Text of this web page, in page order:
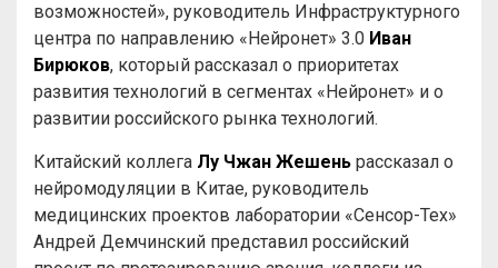
возможностей», руководитель Инфраструктурного
центра по направлению «Нейронет» 3.0 Иван
Бирюков, который рассказал о приоритетах
развития технологий в сегментах «Нейронет» и о
развитии российского рынка технологий.
Китайский коллега Лу Чжан Жешень рассказал о
нейромодуляции в Китае, руководитель
медицинских проектов лаборатории «Сенсор-Тех»
Андрей Демчинский представил российский